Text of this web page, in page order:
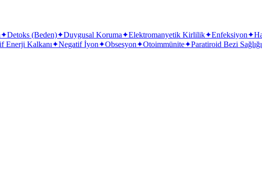
✦Detoks (Beden)✦Duygusal Koruma✦Elektromanyetik Kirlilik✦Enfeksiyon✦
Enerji Kalkanı✦Negatif İyon✦Obsesyon✦Otoimmünite✦Paratiroid Bezi Sağlığı